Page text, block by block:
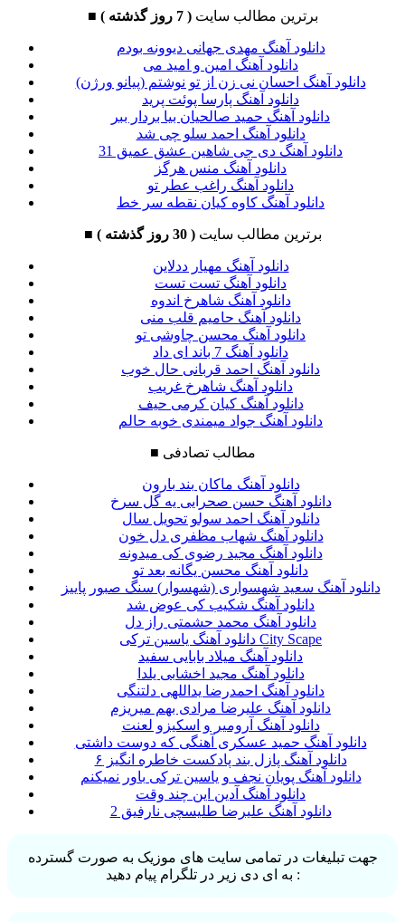
■ برترین مطالب سایت( 7 روز گذشته )
دانلود آهنگ مهدی جهانی دیوونه بودم
دانلود آهنگ امین و امید می
دانلود آهنگ احسان نی زن از تو نوشتم (پیانو ورژن)
دانلود آهنگ پارسا پوئت پرید
دانلود آهنگ حمید صالحیان بیا بردار ببر
دانلود آهنگ احمد سلو چی شد
دانلود آهنگ دی جی شاهین عشق عمیق 31
دانلود آهنگ منس هرگز
دانلود آهنگ راغب عطر تو
دانلود آهنگ کاوه کیان نقطه سر خط
■ برترین مطالب سایت( 30 روز گذشته )
دانلود آهنگ مهیار ددلاین
دانلود آهنگ تست تست
دانلود آهنگ شاهرخ اندوه
دانلود آهنگ حامیم قلب منی
دانلود آهنگ محسن چاوشی تو
دانلود آهنگ 7 باند ای داد
دانلود آهنگ احمد قربانی حال خوب
دانلود آهنگ شاهرخ غریب
دانلود آهنگ کیان کرمی حیف
دانلود آهنگ جواد میمندی خوبه حالم
■ مطالب تصادفی
دانلود آهنگ ماکان بند بارون
دانلود آهنگ حسن صحرایی یه گل سرخ
دانلود آهنگ احمد سولو تحویل سال
دانلود آهنگ شهاب مظفری دل خون
دانلود آهنگ مجید رضوی کی‌ میدونه
دانلود آهنگ محسن یگانه بعد تو
دانلود آهنگ سعید شهسواری (شهسوار) سنگ صبور پاییز
دانلود آهنگ شکیب کی عوض شد
دانلود آهنگ محمد حشمتی راز دل
دانلود آهنگ یاسین ترکی City Scape
دانلود آهنگ میلاد بابایی سفید
دانلود آهنگ مجید اخشابی یلدا
دانلود آهنگ احمدرضا یداللهی دلتنگی
دانلود آهنگ علیرضا مرادی بهم میریزم
دانلود آهنگ آرومیر و اسکیزو لعنت
دانلود آهنگ حمید عسکری آهنگی که دوست داشتی
دانلود آهنگ پازل بند پادکست خاطره انگیز ۶
دانلود آهنگ پویان نجف و یاسین ترکی باور نمیکنم
دانلود آهنگ آدین این چند وقت
دانلود آهنگ علیرضا طلیسچی نارفیق 2
جهت تبلیغات در تمامی سایت های موزیک به صورت گسترده
به ای دی زیر در تلگرام پیام دهید :